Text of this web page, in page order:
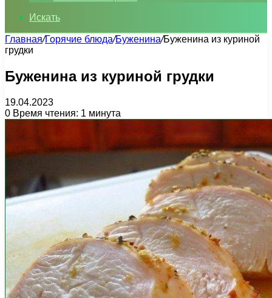
Искать
Главная/Горячие блюда/Буженина/Буженина из куриной
грудки
Буженина из куриной грудки
19.04.2023
0 Время чтения: 1 минута